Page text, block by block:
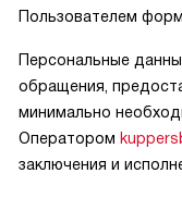
Пользователем
Персональные
обращения,
минимально
Оператором
заключения и